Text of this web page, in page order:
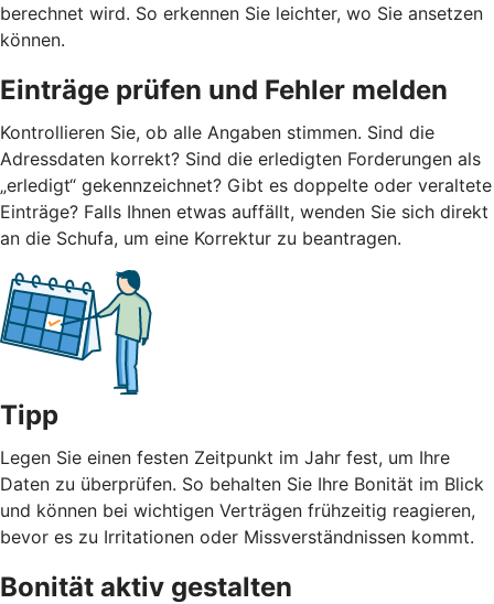
berechnet wird. So erkennen Sie leichter, wo Sie ansetzen
können.
Einträge prüfen und Fehler melden
Kontrollieren Sie, ob alle Angaben stimmen. Sind die
Adressdaten korrekt? Sind die erledigten Forderungen als
„erledigt“ gekennzeichnet? Gibt es doppelte oder veraltete
Einträge? Falls Ihnen etwas auffällt, wenden Sie sich direkt
an die Schufa, um eine Korrektur zu beantragen.
Tipp
Legen Sie einen festen Zeitpunkt im Jahr fest, um Ihre
Daten zu überprüfen. So behalten Sie Ihre Bonität im Blick
und können bei wichtigen Verträgen frühzeitig reagieren,
bevor es zu Irritationen oder Missverständnissen kommt.
Bonität aktiv gestalten